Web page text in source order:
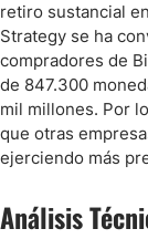
retiro sustancial
Strategy se ha
compradores de
de 847.300
mil millones. Por
que otras
ejerciendo más
Análisis